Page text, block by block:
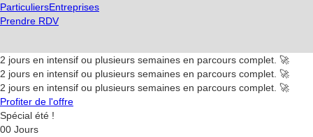
ParticuliersEntreprises
Prendre RDV
2 jours en intensif ou plusieurs semaines en parcours complet. 🚀
2 jours en intensif ou plusieurs semaines en parcours complet. 🚀
2 jours en intensif ou plusieurs semaines en parcours complet. 🚀
Profiter de l'offre
Spécial été !
00 Jours